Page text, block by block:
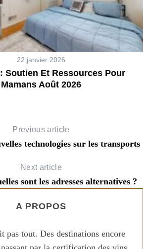
22 janvier 2026
Soutien Et Ressources Pour
Mamans Août 2026
Previous article
technologies sur les transports
Next article
sont les adresses alternatives ?
A PROPOS
pas tout. Des destinations encore